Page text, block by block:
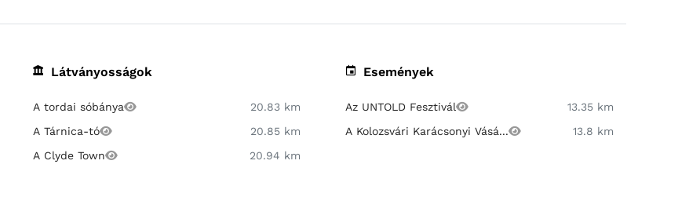
Látványosságok
A tordai sóbánya
20.83 km
A Tárnica-tó
20.85 km
A Clyde Town
20.94 km
Események
Az UNTOLD Fesztivál
13.35 km
A Kolozsvári Karácsonyi Vásá...
13.8 km